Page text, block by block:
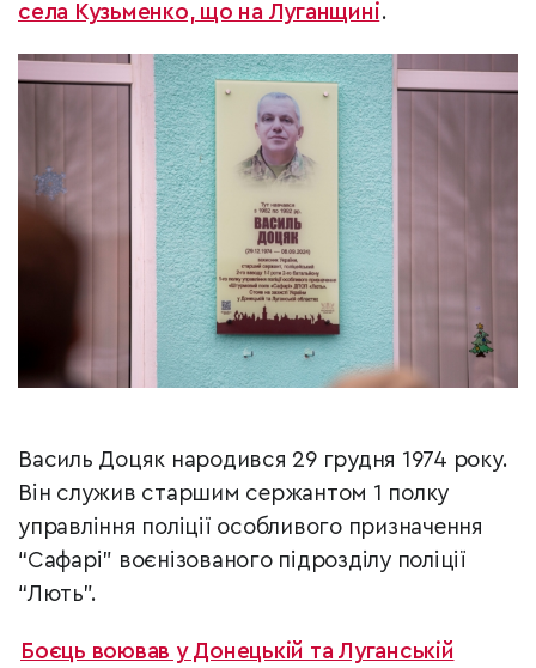
села Кузьменко, що на Луганщині.
Василь Доцяк народився 29 грудня 1974 року.
Він служив старшим сержантом 1 полку
управління поліції особливого призначення
“Сафарі” воєнізованого підрозділу поліції
“Лють”.
Боєць воював у Донецькій та Луганській